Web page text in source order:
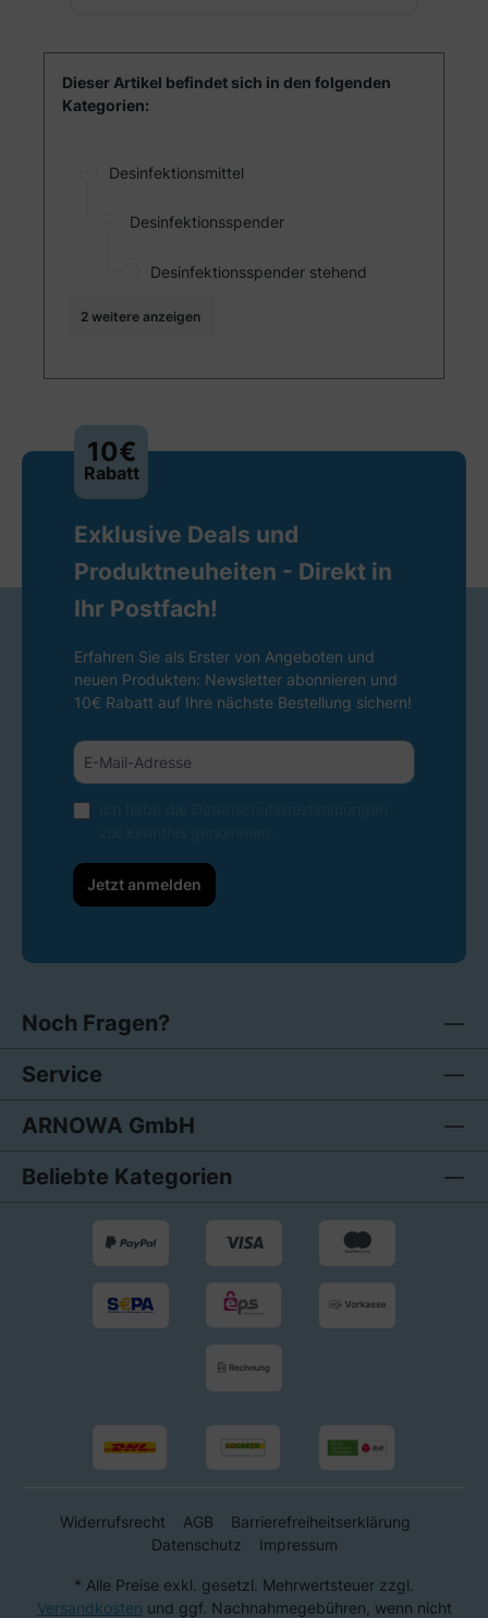
Dieser Artikel befindet sich in den folgenden
Kategorien:
Desinfektionsmittel
Desinfektionsspender
Desinfektionsspender stehend
2 weitere anzeigen
10€
Rabatt
Exklusive Deals und
Produktneuheiten - Direkt in
Ihr Postfach!
Erfahren Sie als Erster von Angeboten und
neuen Produkten: Newsletter abonnieren und
10€ Rabatt auf Ihre nächste Bestellung sichern!
Jetzt anmelden
Noch Fragen?
Service
ARNOWA GmbH
Beliebte Kategorien
Widerrufsrecht AGB
Barrierefreiheitserklärung
Datenschutz
Impressum
* Alle Preise exkl. gesetzl. Mehrwertsteuer zzgl.
Versandkosten und ggf. Nachnahmegebühren, wenn nicht